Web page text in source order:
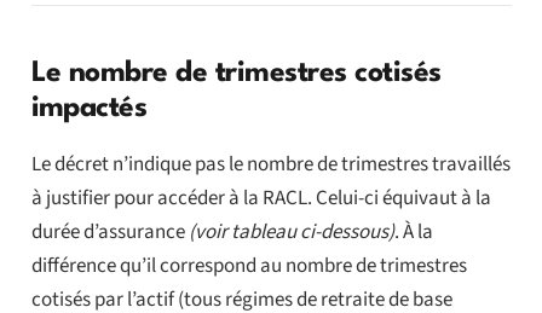
Le nombre de trimestres cotisés
impactés
Le décret n’indique pas le nombre de trimestres travaillés
à justifier pour accéder à la RACL. Celui-ci équivaut à la
durée d’assurance (voir tableau ci-dessous). À la
différence qu’il correspond au nombre de trimestres
cotisés par l’actif (tous régimes de retraite de base